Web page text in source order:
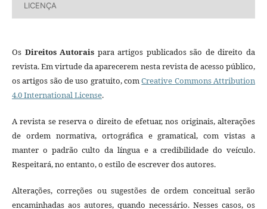
LICENÇA
Os Direitos Autorais para artigos publicados são de direito da
revista. Em virtude da aparecerem nesta revista de acesso público,
os artigos são de uso gratuito, comCreative Commons Attribution
4.0 International License.
A revista se reserva o direito de efetuar, nos originais, alterações
de ordem normativa, ortográfica e gramatical, com vistas a
manter o padrão culto da língua e a credibilidade do veículo.
Respeitará, no entanto, o estilo de escrever dos autores.
Alterações, correções ou sugestões de ordem conceitual serão
encaminhadas aos autores, quando necessário. Nesses casos, os